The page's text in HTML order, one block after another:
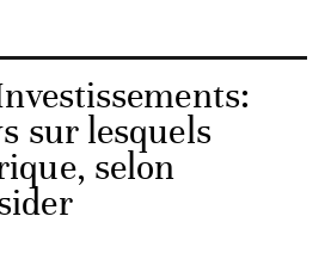
sur lesquels
selon